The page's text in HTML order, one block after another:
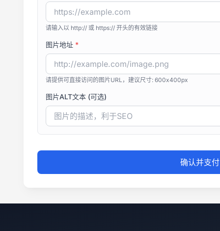
请输入以 http:// 或 https:// 开头的有效链接
图片地址 *
请提供可直接访问的图片URL，建议尺寸: 600x400px
图片ALT文本 (可选)
确认并支付